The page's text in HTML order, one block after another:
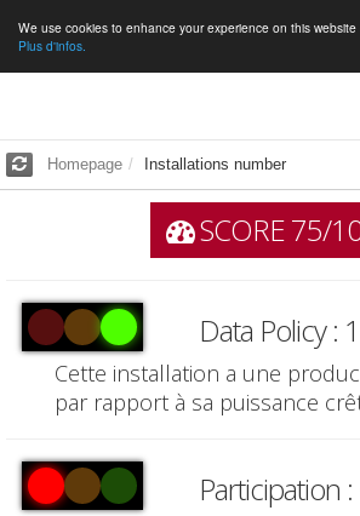
We use cookies to enhance your experience on this website
Plus d'infos.
Homepage Installations number
SCORE 75/
Data Policy :
Cette installation a une
par rapport à sa puissance
Participation